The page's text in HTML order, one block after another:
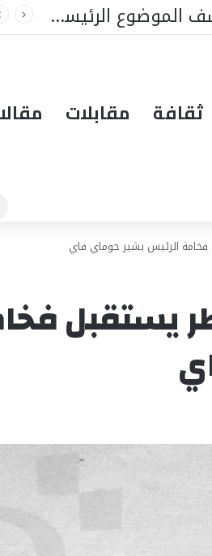
صاحبة المبادرة؟
ثقافة مقابلات
الرئيس بشير جوماي فاي
يستقبل